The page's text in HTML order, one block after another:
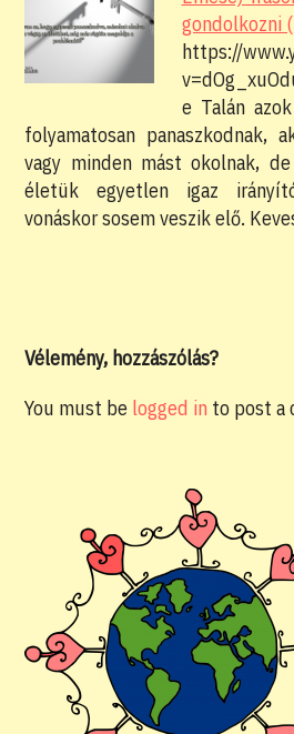
gondolkozni
https://
e Talán
folyamatosan panaszkodnak,
vagy minden mást okolnak,
életük egyetlen igaz
vonáskor sosem veszik elő.
Vélemény, hozzászólás?
You must be logged in to post a